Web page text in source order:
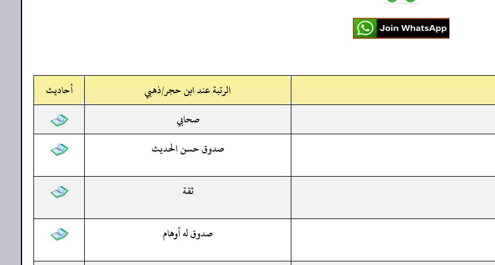
الرتبة عند ابن حجر/ذهبي
أحاديث
صحابي
صدوق حسن الحديث
ثقة
صدوق له أوهام